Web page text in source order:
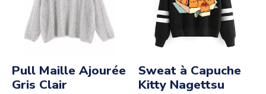
Pull Maille Ajourée
Gris Clair
Sweat à Capuche
Kitty Nagettsu